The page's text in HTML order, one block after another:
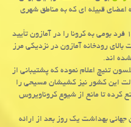
قبیله ای که به مناطق شهری
سازمان چتر بومی تا روز یکشنبه ابتلای ۱۰۷ فرد بومی به کرونا را در آمازون تأیید
۵۹ نفر در قسمت بالای رودخانه آمازون در نزدیکی مرز
اند.
تئیچ اعلام نموده که پشتیبانی از
این کشور نیز کشیشان مسیحی را
کرده تا مانع از شیوع کروناویروس
بهداشت یک روز بعد از ارائه